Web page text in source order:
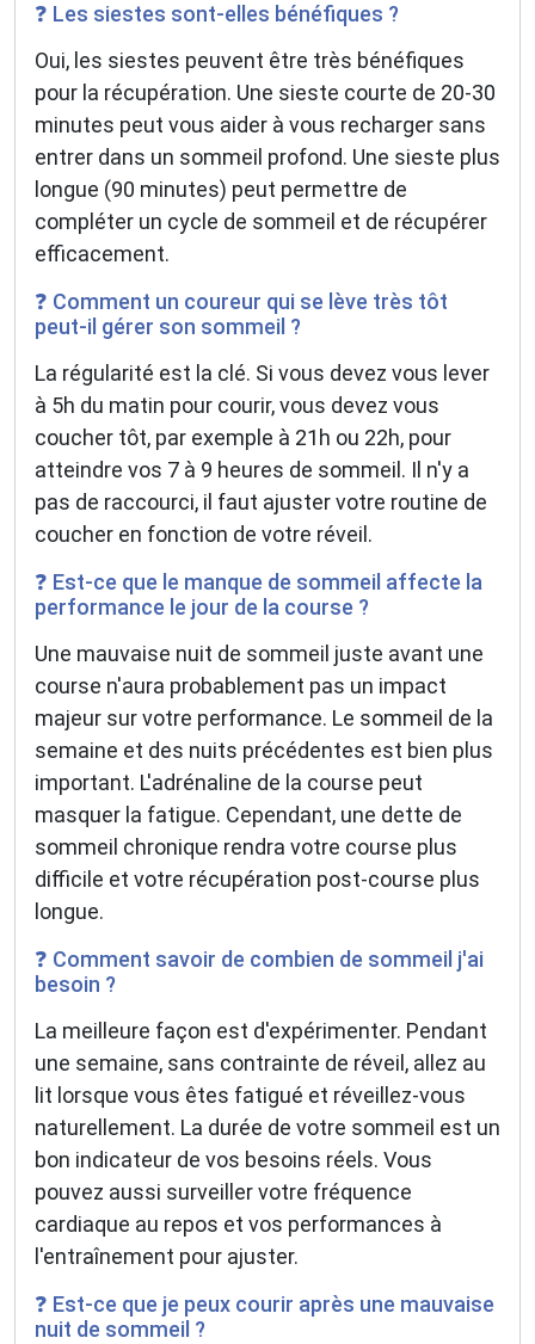
❓ Les siestes sont-elles bénéfiques ?
Oui, les siestes peuvent être très bénéfiques
pour la récupération. Une sieste courte de 20-30
minutes peut vous aider à vous recharger sans
entrer dans un sommeil profond. Une sieste plus
longue (90 minutes) peut permettre de
compléter un cycle de sommeil et de récupérer
efficacement.
❓ Comment un coureur qui se lève très tôt
peut-il gérer son sommeil ?
La régularité est la clé. Si vous devez vous lever
à 5h du matin pour courir, vous devez vous
coucher tôt, par exemple à 21h ou 22h, pour
atteindre vos 7 à 9 heures de sommeil. Il n'y a
pas de raccourci, il faut ajuster votre routine de
coucher en fonction de votre réveil.
❓ Est-ce que le manque de sommeil affecte la
performance le jour de la course ?
Une mauvaise nuit de sommeil juste avant une
course n'aura probablement pas un impact
majeur sur votre performance. Le sommeil de la
semaine et des nuits précédentes est bien plus
important. L'adrénaline de la course peut
masquer la fatigue. Cependant, une dette de
sommeil chronique rendra votre course plus
difficile et votre récupération post-course plus
longue.
❓ Comment savoir de combien de sommeil j'ai
besoin ?
La meilleure façon est d'expérimenter. Pendant
une semaine, sans contrainte de réveil, allez au
lit lorsque vous êtes fatigué et réveillez-vous
naturellement. La durée de votre sommeil est un
bon indicateur de vos besoins réels. Vous
pouvez aussi surveiller votre fréquence
cardiaque au repos et vos performances à
l'entraînement pour ajuster.
❓ Est-ce que je peux courir après une mauvaise
nuit de sommeil ?